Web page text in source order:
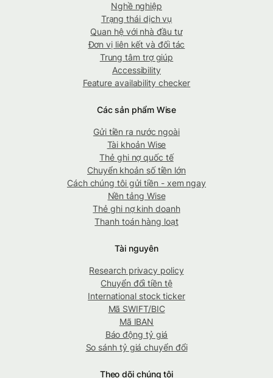
Nghề nghiệp
Trạng thái dịch vụ
Quan hệ với nhà đầu tư
Đơn vị liên kết và đối tác
Trung tâm trợ giúp
Accessibility
Feature availability checker
Các sản phẩm Wise
Gửi tiền ra nước ngoài
Tài khoản Wise
Thẻ ghi nợ quốc tế
Chuyển khoản số tiền lớn
Cách chúng tôi gửi tiền - xem ngay
Nền tảng Wise
Thẻ ghi nợ kinh doanh
Thanh toán hàng loạt
Tài nguyên
Research privacy policy
Chuyển đổi tiền tệ
International stock ticker
Mã SWIFT/BIC
Mã IBAN
Báo động tỷ giá
So sánh tỷ giá chuyển đổi
Theo dõi chúng tôi